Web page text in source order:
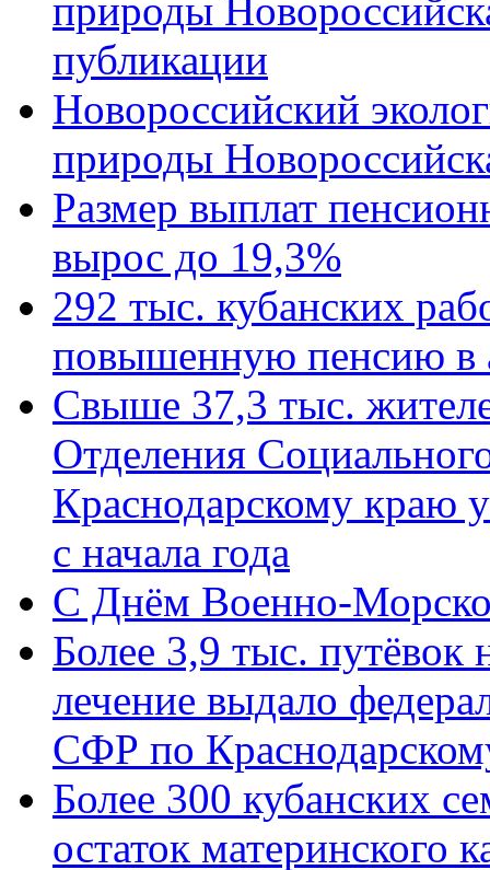
природы
публикации
Новороссийский
природы
Размер выплат
вырос до 19,3%
292 тыс. кубанских
повышенную пенсию в
Свыше 37,3 тыс.
Отделения
Краснодарскому краю
с начала года
C Днём Военно-
Более 3,9 тыс. путёвок
лечение выдало
СФР по
Более 300 кубанских
остаток материнского